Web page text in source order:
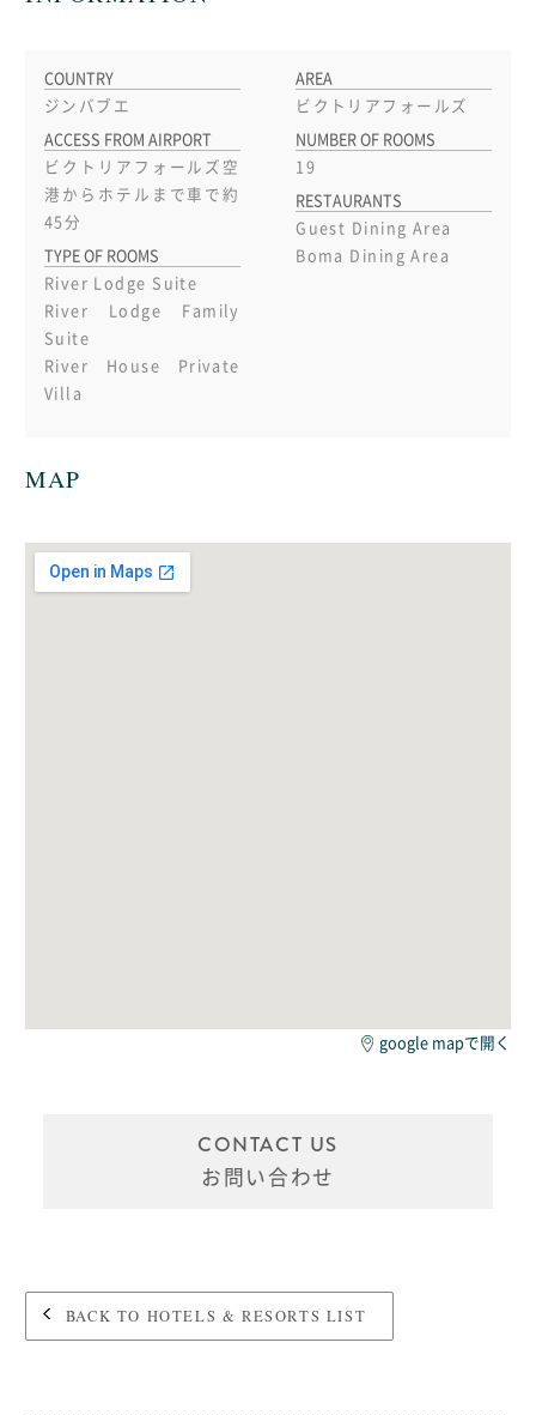
COUNTRY
ジンバブエ
ACCESS FROM AIRPORT
ビクトリアフォールズ空
港からホテルまで車で約
45分
TYPE OF ROOMS
River Lodge Suite
River Lodge Family
Suite
River House Private
Villa
AREA
ビクトリアフォールズ
NUMBER OF ROOMS
19
RESTAURANTS
Guest Dining Area
Boma Dining Area
MAP
google mapで開く
CONTACT US
お問い合わせ
BACK TO HOTELS & RESORTS LIST